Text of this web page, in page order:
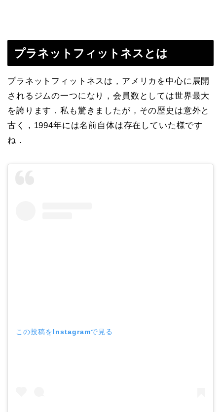
プラネットフィットネスとは
プラネットフィットネスは，アメリカを中心に展開
されるジムの一つになり，会員数としては世界最大
を誇ります．私も驚きましたが，その歴史は意外と
古く，1994年には名前自体は存在していた様です
ね．
この投稿をInstagramで見る